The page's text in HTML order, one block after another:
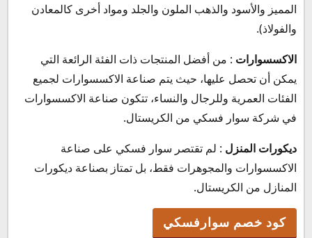
المميز والأسود والذهب الملون والجلد ومواد أخرى كالمعادن
والفولاذ).
الاكسسوارات : من أفضل المنتجات ذات الفئة الرائعة التي
يمكن أن تحصل عليها، حيث يتم صناعة الاكسسوارات لجميع
الفئات العمرية وللرجال والنساء، تتكون صناعة الاكسسوارات
في شركة سوار فسكي من الكريستال.
ديكورات المنزل : لم تقتصر سوار فسكي على صناعة
الاكسسوارات والمجوهرات فقط، بل تمتاز بصناعة ديكورات
المنازل من الكريستال.
كود خصم سوارفسكي